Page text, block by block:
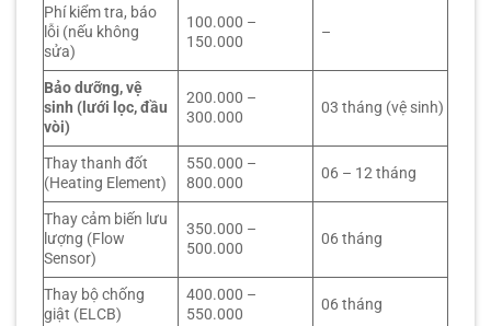
Phí kiểm tra, báo
lỗi (nếu không
sửa)
100.000 –
150.000
–
Bảo dưỡng, vệ
sinh (lưới lọc, đầu
vòi)
200.000 –
300.000
03 tháng (vệ sinh)
Thay thanh đốt
(Heating Element)
550.000 –
800.000
06 – 12 tháng
Thay cảm biến lưu
lượng (Flow
Sensor)
350.000 –
500.000
06 tháng
Thay bộ chống
giật (ELCB)
400.000 –
550.000
06 tháng